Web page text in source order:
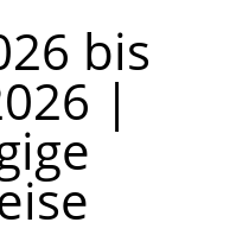
bis
|